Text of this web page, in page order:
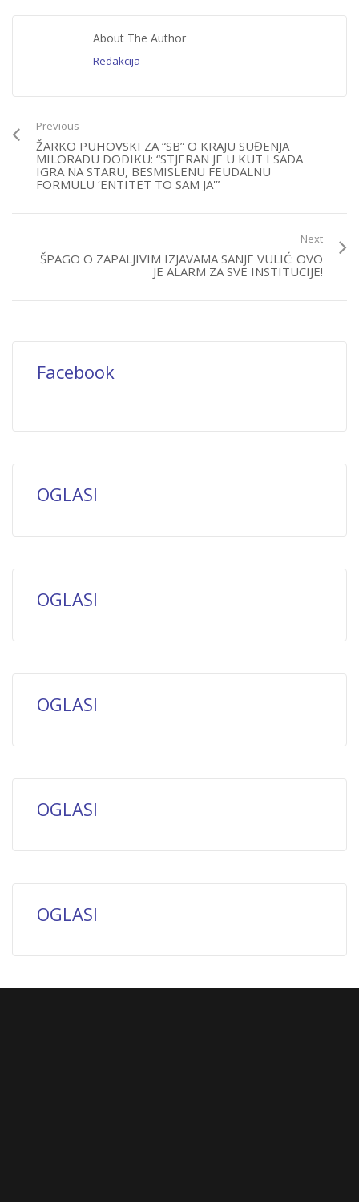
About The Author
Redakcija -
Previous
ŽARKO PUHOVSKI ZA “SB” O KRAJU SUĐENJA
MILORADU DODIKU: “STJERAN JE U KUT I SADA
IGRA NA STARU, BESMISLENU FEUDALNU
FORMULU ‘ENTITET TO SAM JA'”
Next
ŠPAGO O ZAPALJIVIM IZJAVAMA SANJE VULIĆ: OVO
JE ALARM ZA SVE INSTITUCIJE!
Facebook
OGLASI
OGLASI
OGLASI
OGLASI
OGLASI